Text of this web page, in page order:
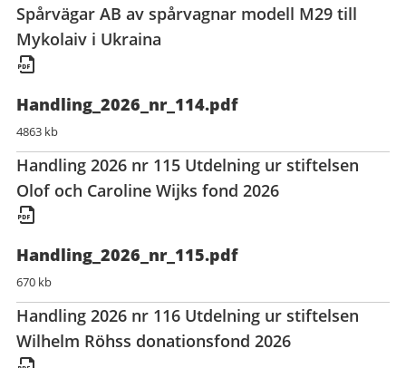
Spårvägar AB av spårvagnar modell M29 till
Mykolaiv i Ukraina
Handling_2026_nr_114.pdf
4863 kb
Handling 2026 nr 115 Utdelning ur stiftelsen
Olof och Caroline Wijks fond 2026
Handling_2026_nr_115.pdf
670 kb
Handling 2026 nr 116 Utdelning ur stiftelsen
Wilhelm Röhss donationsfond 2026